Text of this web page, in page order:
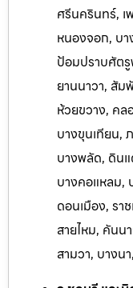
ศรีนครินทร์,
หนองจอก, บา
ป้อมปราบศัตรู
ยานนาวา, สั
ห้วยขวาง, ค
บางขุนเทียน,
บางพลัด, ดิน
บางคอแหลม,
ดอนเมือง, รา
สายไหม, คันน
สามวา, บาง